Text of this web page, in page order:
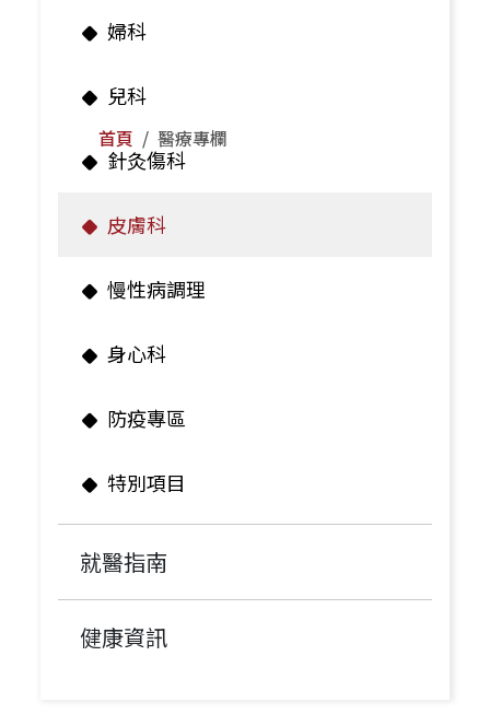
首頁 醫療專欄
婦科
兒科
針灸傷科
皮膚科
慢性病調理
身心科
防疫專區
特別項目
就醫指南
健康資訊